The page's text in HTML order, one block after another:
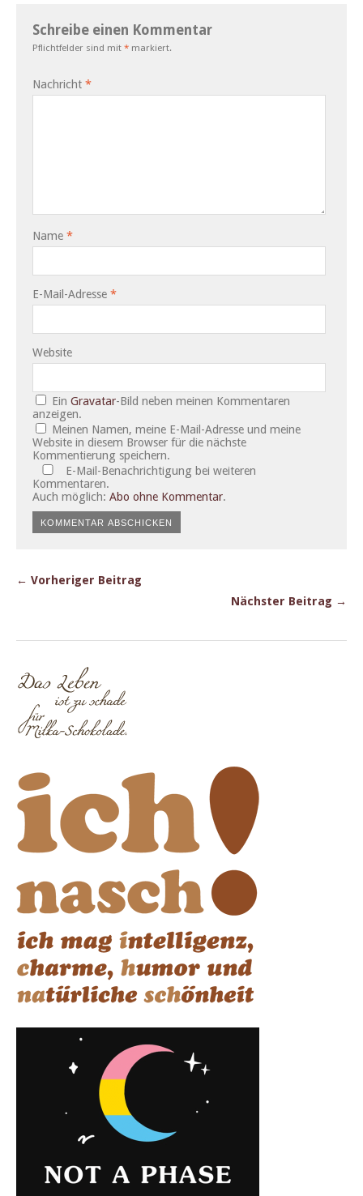
Schreibe einen Kommentar
Pflichtfelder sind mit * markiert.
Nachricht *
Name *
E-Mail-Adresse *
Website
EinGravatar-Bild neben meinen Kommentaren
anzeigen.
Meinen Namen, meine E-Mail-Adresse und meine
Website in diesem Browser für die nächste
Kommentierung speichern.
E-Mail-Benachrichtigung bei weiteren
Kommentaren.
Auch möglich: Abo ohne Kommentar.
← Vorheriger Beitrag
Nächster Beitrag →